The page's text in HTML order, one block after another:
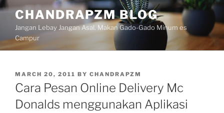
Skip
content
CHANDRAPZM BLOG
Jangan Lebay Jangan Asal. Makan Gado-Gado Minum es
Campur
POSTED
ON
MARCH 20, 2011 BY CHANDRAPZM
Cara Pesan Online Delivery Mc
Donalds menggunakan Aplikasi